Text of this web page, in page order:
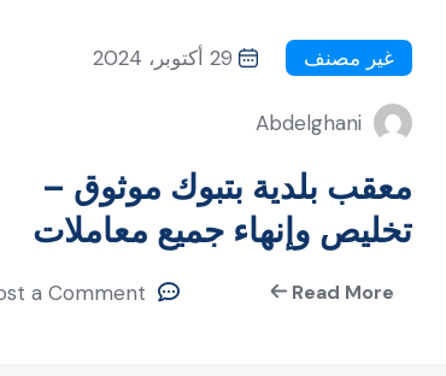
غير مصنف 29 أكتوبر، 2024
Abdelghani
معقب بلدية بتبوك موثوق –
تخليص وإنهاء جميع معاملات
البلدية بسرعة
Read More
a Comment